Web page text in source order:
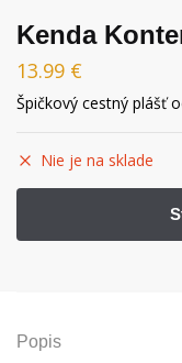
Kenda
13.99 €
Špičkový cestný plášť
Nie je na sklade
Popis